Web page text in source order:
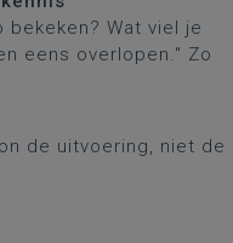
Wat viel je
eens overlopen." Zo
de uitvoering, niet de